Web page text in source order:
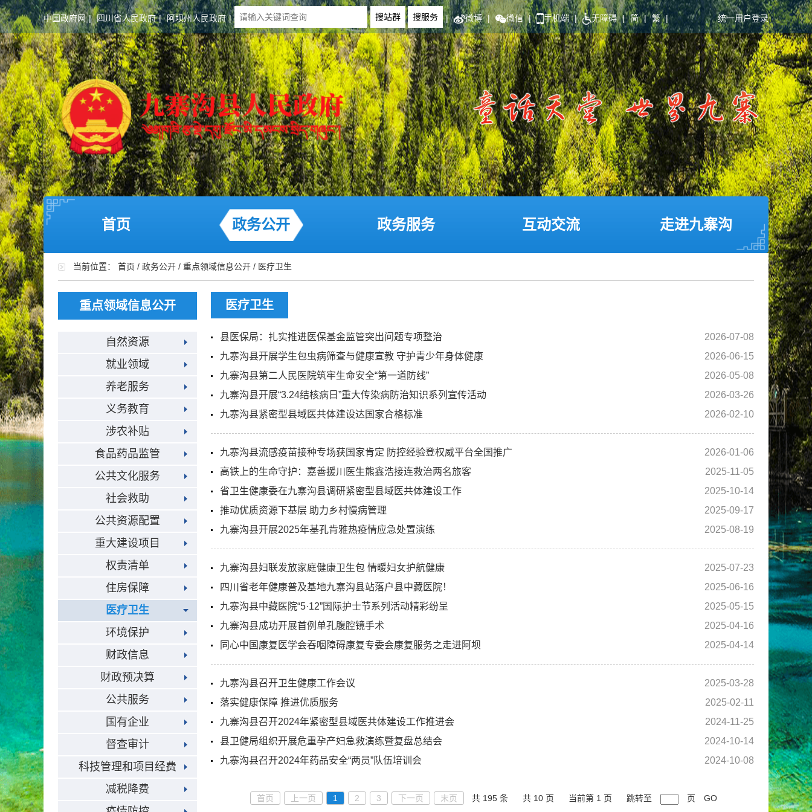
中国政府网 | 四川省人民政府 | 阿坝州人民政府 | | 微博 | 微信 | 手机端 | 无障碍 | 简 | 繁 | 统一用户登录
首页 政务公开 政务服务 互动交流 走进九寨沟
当前位置： 首页 / 政务公开 / 重点领域信息公开 / 医疗卫生
重点领域信息公开
自然资源
就业领域
养老服务
义务教育
涉农补贴
食品药品监管
公共文化服务
社会救助
公共资源配置
重大建设项目
权责清单
住房保障
医疗卫生
环境保护
财政信息
财政预决算
公共服务
国有企业
督查审计
科技管理和项目经费
减税降费
医疗卫生
县医保局：扎实推进医保基金监管突出问题专项整治
2026-07-08
九寨沟县开展学生包虫病筛查与健康宣教 守护青少年身体健康
2026-06-15
九寨沟县第二人民医院筑牢生命安全“第一道防线”
2026-05-08
九寨沟县开展“3.24结核病日”重大传染病防治知识系列宣传活动
2026-03-26
九寨沟县紧密型县域医共体建设达国家合格标准
2026-02-10
九寨沟县流感疫苗接种专场获国家肯定 防控经验登权威平台全国推广
2026-01-06
高铁上的生命守护：嘉善援川医生熊鑫浩接连救治两名旅客
2025-11-05
省卫生健康委在九寨沟县调研紧密型县域医共体建设工作
2025-10-14
推动优质资源下基层 助力乡村慢病管理
2025-09-17
九寨沟县开展2025年基孔肯雅热疫情应急处置演练
2025-08-19
九寨沟县妇联发放家庭健康卫生包 情暖妇女护航健康
2025-07-23
四川省老年健康普及基地九寨沟县站落户县中藏医院！
2025-06-16
九寨沟县中藏医院“5·12”国际护士节系列活动精彩纷呈
2025-05-15
九寨沟县成功开展首例单孔腹腔镜手术
2025-04-16
同心中国康复医学会吞咽障碍康复专委会康复服务之走进阿坝
2025-04-14
九寨沟县召开卫生健康工作会议
2025-03-28
落实健康保障 推进优质服务
2025-02-11
九寨沟县召开2024年紧密型县域医共体建设工作推进会
2024-11-25
县卫健局组织开展危重孕产妇急救演练暨复盘总结会
2024-10-14
九寨沟县召开2024年药品安全“两员”队伍培训会
2024-10-08
首页 上一页 1 2 3 下一页 末页 共 195 条 共 10 页 当前第 1 页 跳转至 页 GO